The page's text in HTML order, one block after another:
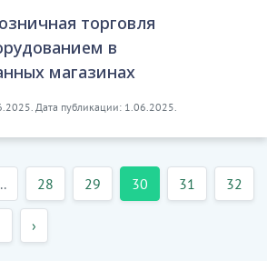
торговля
в
магазинах
Дата публикации: 1.06.2025.
28 29 30 31 32
›